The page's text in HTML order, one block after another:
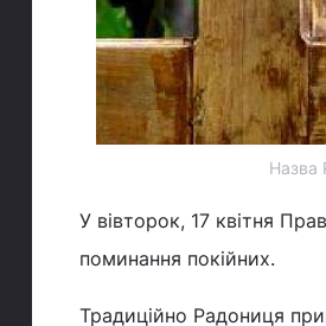
Назва
У вівторок, 17 квітня
поминання покійних.
Традиційно Радониця